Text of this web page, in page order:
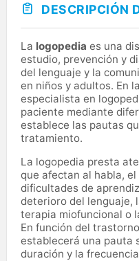
DESCRIPCIÓN
La logopedia es una
estudio, prevención y
del lenguaje y la
en niños y adultos. En la
especialista en
paciente mediante
establece las pautas
tratamiento.
La logopedia presta
que afectan al habla,
dificultades de
deterioro del lenguaje,
terapia miofuncional o
En función del
establecerá una pauta
duración y la